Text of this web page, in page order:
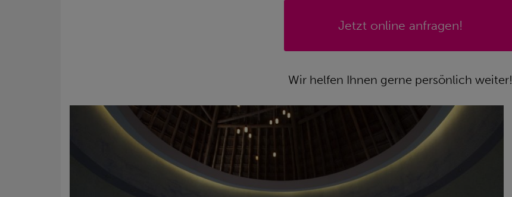
Jetzt online anfragen!
Wir helfen Ihnen gerne persönlich weiter!